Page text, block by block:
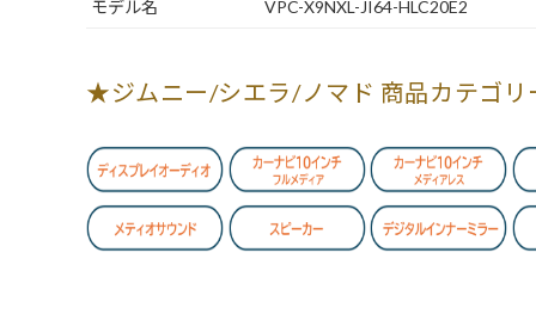
モデル名 VPC-X9NXL-JI64-HLC20E2
★ジムニー/シエラ/ノマド 商品カテゴ